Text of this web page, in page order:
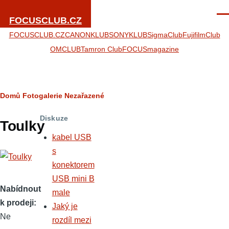
FOCUSCLUB.CZ
FOCUSCLUB.CZCANONKLUBSONYKLUBSigmaClubFujifilmClub
OMCLUBTamron ClubFOCUSmagazine
Drobečková
navigace
Domů Fotogalerie Nezařazené
Toulky
Nabídnout
k prodeji
Ne
Diskuze
kabel USB
s
konektorem
USB mini B
male
Jaký je
rozdíl mezi